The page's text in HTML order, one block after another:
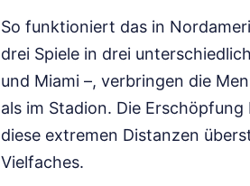
So funktioniert das in
drei Spiele in drei
und Miami –, verbringen die
als im Stadion. Die
diese extremen Distanzen
Vielfaches.